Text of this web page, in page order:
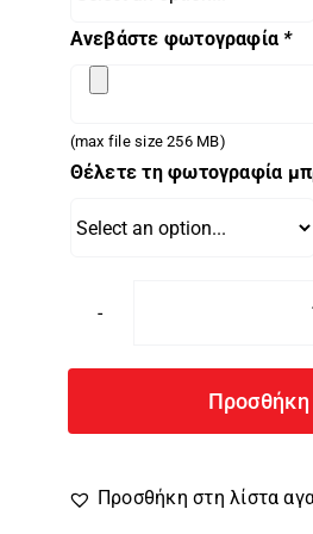
Ανεβάστε φωτογραφία *
(max file size 256 MB)
Θέλετε τη φωτογραφία
Προσθήκη
Προσθήκη στη λίστα